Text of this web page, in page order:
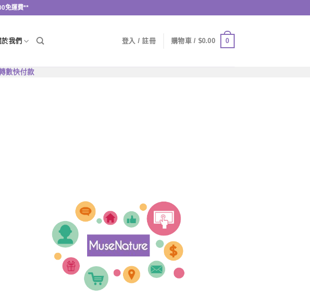
免運費**
於我們 登入 / 註冊 購物車 / $0.00 0
數快付款